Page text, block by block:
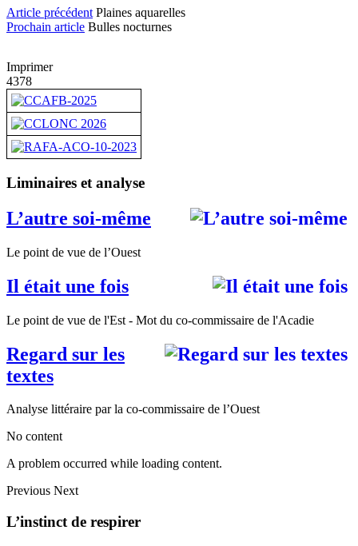
Article précédent Plaines aquarelles
Prochain article Bulles nocturnes
Imprimer
4378
Liminaires et analyse
L’autre soi-même
Le point de vue de l’Ouest
Il était une fois
Le point de vue de l'Est - Mot du co-commissaire de l'Acadie
Regard sur les
textes
Analyse littéraire par la co-commissaire de l’Ouest
No content
A problem occurred while loading content.
Previous Next
L’instinct de respirer